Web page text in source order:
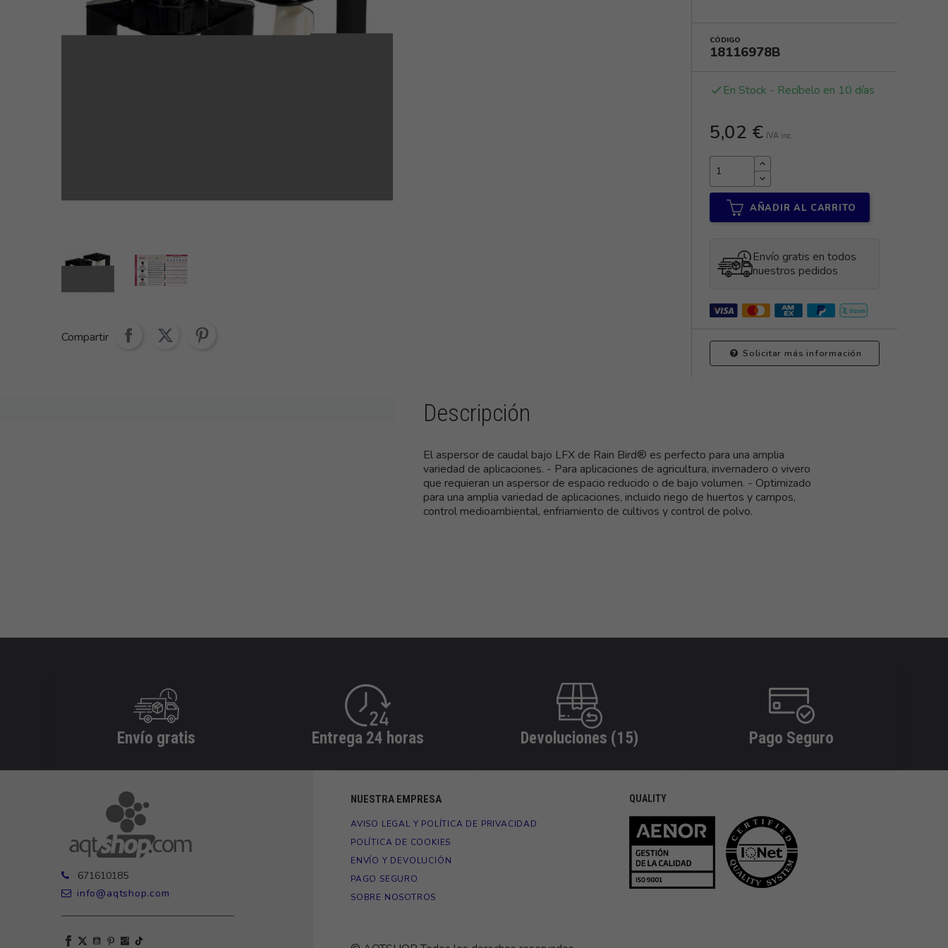
Compartir
CÓDIGO
18116978B
done En Stock - Recíbelo en 10 días
5,02 € IVA inc.
AÑADIR AL CARRITO
Envío gratis en todos
nuestros pedidos
Solicitar más información
Descripción
El aspersor de caudal bajo LFX de Rain Bird® es perfecto para una amplia
variedad de aplicaciones. - Para aplicaciones de agricultura, invernadero o vivero
que requieran un aspersor de espacio reducido o de bajo volumen. - Optimizado
para una amplia variedad de aplicaciones, incluido riego de huertos y campos,
control medioambiental, enfriamiento de cultivos y control de polvo.
Envío gratis Entrega 24 horas Devoluciones (15) Pago Seguro
671610185
info@aqtshop.com
NUESTRA EMPRESA
AVISO LEGAL Y POLÍTICA DE PRIVACIDAD
POLÍTICA DE COOKIES
ENVÍO Y DEVOLUCIÓN
PAGO SEGURO
SOBRE NOSOTROS
QUALITY